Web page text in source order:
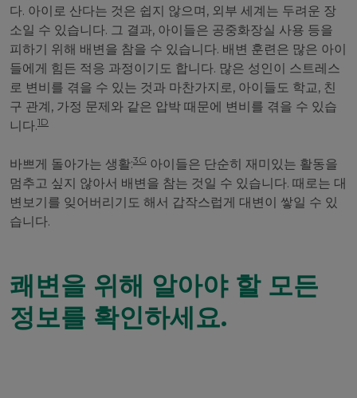
다. 아이로 산다는 것은 쉽지 않으며, 외부 세계는 두려운 장
소일 수 있습니다. 그 결과, 아이들은 공중화장실 사용 등을
피하기 위해 배변을 참을 수 있습니다. 배변 훈련은 많은 아이
들에게 힘든 적응 과정이기도 합니다. 많은 성인이 스트레스
로 변비를 겪을 수 있는 것과 마찬가지로, 아이들도 학교, 친
구 관계, 가정 문제와 같은 압박 때문에 변비를 겪을 수 있습
니다.1D
바쁘게 돌아가는 생활:3G 아이들은 단순히 재미있는 활동을
멈추고 싶지 않아서 배변을 참는 것일 수 있습니다. 때로는 대
변보기를 잊어버리기도 해서 갑작스럽게 대변이 쌓일 수 있
습니다.
쾌변을 위해 알아야 할 모든
정보를 확인하세요.